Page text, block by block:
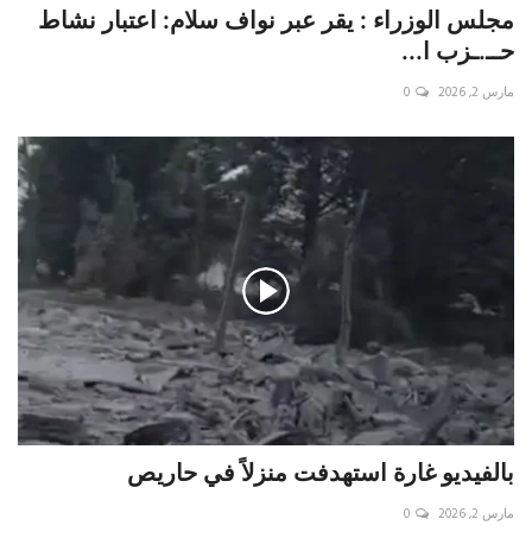
مجلس الوزراء : يقر عبر نواف سلام: اعتبار نشاط
حــ.ـزب ا...
مارس 2, 2026 0
بالفيديو غارة استهدفت منزلاً في حاريص
مارس 2, 2026 0